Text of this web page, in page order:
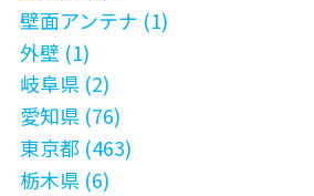
壁面アンテナ (1)
外壁 (1)
岐阜県 (2)
愛知県 (76)
東京都 (463)
栃木県 (6)